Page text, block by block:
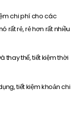
chi phí cho các
rất rẻ, rẻ hơn rất nhiều
thay thế, tiết kiệm thời
tiết kiệm khoản chi